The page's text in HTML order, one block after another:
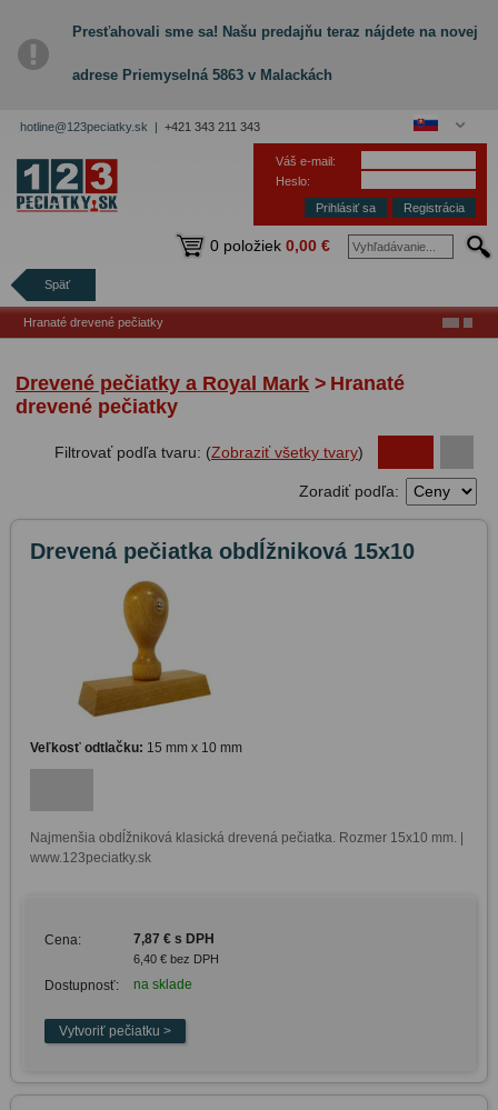
Presťahovali sme sa! Našu predajňu teraz nájdete na novej
adrese Priemyselná 5863 v Malackách
hotline@123peciatky.sk | +421 343 211 343
Váš e-mail:
Heslo:
Registrácia
0 položiek 0,00 €
Späť
Hranaté drevené pečiatky
Drevené pečiatky a Royal Mark> Hranaté
drevené pečiatky
Filtrovať podľa tvaru: (Zobraziť všetky tvary)
Zoradiť podľa:
Drevená pečiatka obdĺžniková 15x10
Veľkosť odtlačku: 15 mm x 10 mm
Najmenšia obdĺžniková klasická drevená pečiatka. Rozmer 15x10 mm. |
www.123peciatky.sk
Cena: 7,87 € s DPH
6,40 € bez DPH
Dostupnosť: na sklade